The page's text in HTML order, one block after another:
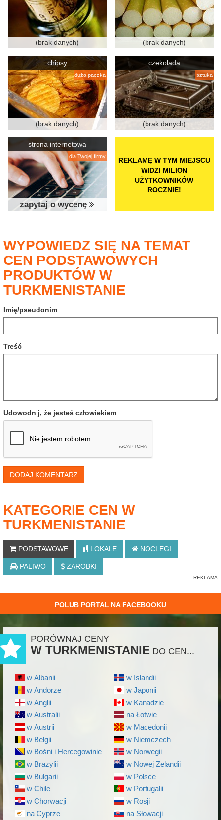
(brak danych) (brak danych)
chipsy
duża paczka
(brak danych)
czekolada
sztuka
(brak danych)
strona internetowa
dla Twojej firmy
zapytaj o wycenę
REKLAMĘ W TYM MIEJSCU
WIDZI MILION
UŻYTKOWNIKÓW
ROCZNIE!
WYPOWIEDZ SIĘ NA TEMAT
CEN PODSTAWOWYCH
PRODUKTÓW W
TURKMENISTANIE
Imię/pseudonim
Treść
Udowodnij, że jesteś człowiekiem
DODAJ KOMENTARZ
KATEGORIE CEN W
TURKMENISTANIE
PODSTAWOWE LOKALE NOCLEGI
PALIWO ZAROBKI
POLUB PORTAL NA FACEBOOKU
PORÓWNAJ CENY
W TURKMENISTANIE DO CEN...
w Albanii
w Andorze
w Anglii
w Australii
w Austrii
w Belgii
w Bośni i Hercegowinie
w Brazylii
w Bułgarii
w Chile
w Chorwacji
na Cyprze
w Islandii
w Japonii
w Kanadzie
na Łotwie
w Macedonii
w Niemczech
w Norwegii
w Nowej Zelandii
w Polsce
w Portugalii
w Rosji
na Słowacji